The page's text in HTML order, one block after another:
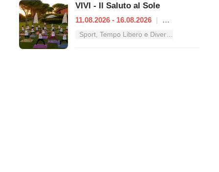
VIVI - Il Saluto al Sole
11.08.2026 - 16.08.2026 |
Sport, Tempo Libero e Divertimento nel Lazio